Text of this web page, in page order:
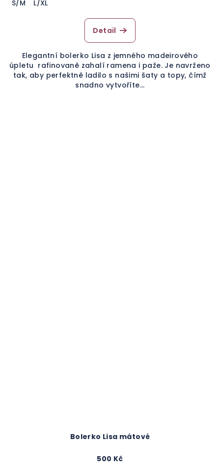
S/M L/XL
Detail
Elegantní bolerko Lisa z jemného madeirového
úpletu rafinovaně zahalí ramena i paže. Je navrženo
tak, aby perfektně ladilo s našimi šaty a topy, čímž
snadno vytvoříte...
Bolerko Lisa mátové
500 Kč